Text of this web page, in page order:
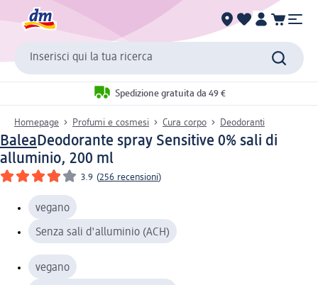
Inserisci qui la tua ricerca
Spedizione gratuita da 49 €
Homepage Profumi e cosmesi Cura corpo Deodoranti
BaleaDeodorante spray Sensitive 0% sali di
alluminio, 200 ml
3.9 (256 recensioni)
vegano
Senza sali d'alluminio (ACH)
vegano